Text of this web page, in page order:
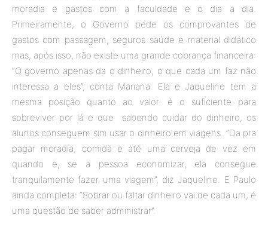
moradia e gastos com a faculdade e o dia a dia.
Primeiramente, o Governo pede os comprovantes de
gastos com passagem, seguros saúde e material didático
mas, após isso, não existe uma grande cobrança financeira:
“O governo apenas da o dinheiro, o que cada um faz não
interessa a eles”, conta Mariana. Ela e Jaqueline tem a
mesma posição quanto ao valor: é o suficiente para
sobreviver por lá e que sabendo cuidar do dinheiro, os
alunos conseguem sim usar o dinheiro em viagens. “Da pra
pagar moradia, comida e até uma cerveja de vez em
quando e, se a pessoa economizar, ela consegue
tranquilamente fazer uma viagem”, diz Jaqueline. E Paulo
ainda completa: “Sobrar ou faltar dinheiro vai de cada um, é
uma questão de saber administrar”.